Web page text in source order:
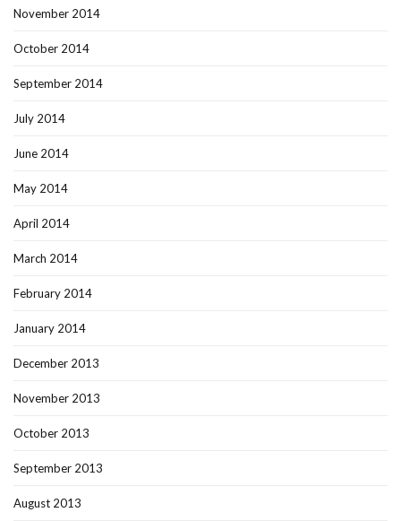
November 2014
October 2014
September 2014
July 2014
June 2014
May 2014
April 2014
March 2014
February 2014
January 2014
December 2013
November 2013
October 2013
September 2013
August 2013